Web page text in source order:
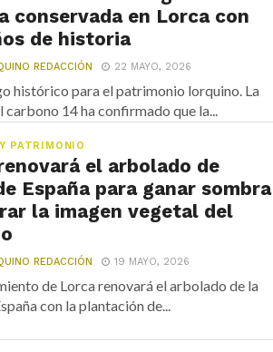
conservada en Lorca con
de historia
REDACCIÓN 22 MAYO, 2026
histórico para el patrimonio lorquino. La
carbono 14 ha confirmado que la...
PATRIMONIO
el arbolado de
España para ganar sombra
la imagen vegetal del
REDACCIÓN 19 MAYO, 2026
de Lorca renovará el arbolado de la
con la plantación de...